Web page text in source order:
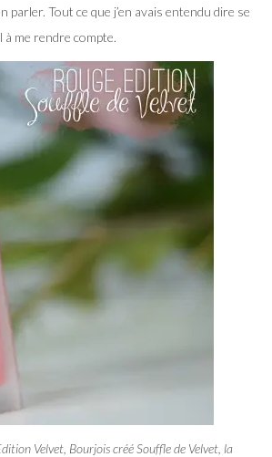
Tout ce que j’en avais entendu dire se
à me rendre compte.
Velvet, Bourjois créé Souffle de Velvet, la